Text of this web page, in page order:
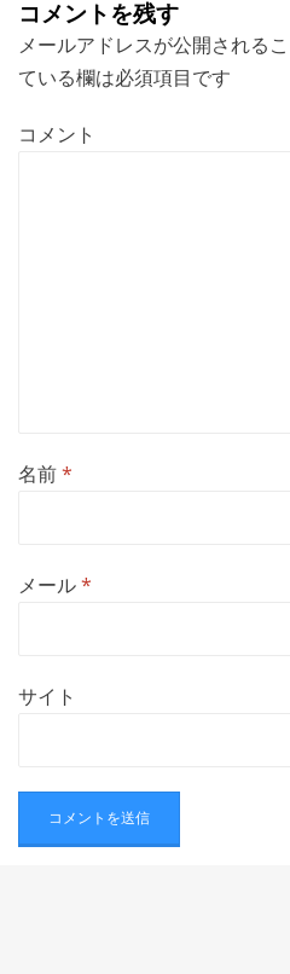
シ
ョ
ン
コメントを残す
メールアドレスが公開されるこ
ている欄は必須項目です
コメント
名前*
メール*
サイト